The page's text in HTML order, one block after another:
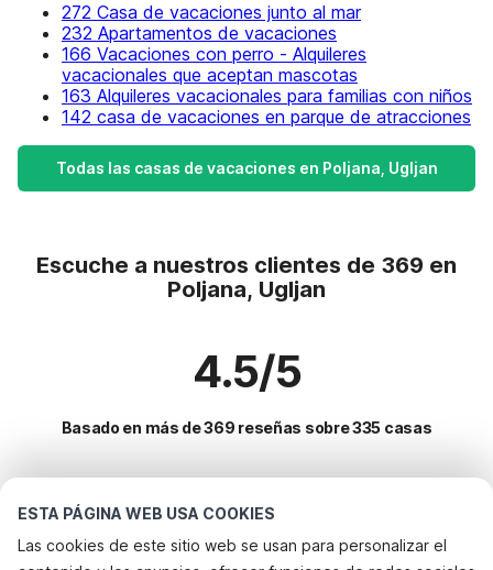
ESTA PÁGINA WEB USA COOKIES
Las cookies de este sitio web se usan para personalizar el
272 Casa de vacaciones junto al mar
232 Apartamentos de vacaciones
166 Vacaciones con perro - Alquileres
vacacionales que aceptan mascotas
163 Alquileres vacacionales para familias con niños
142 casa de vacaciones en parque de atracciones
Todas las casas de vacaciones en Poljana, Ugljan
Escuche a nuestros clientes de 369 en
Poljana, Ugljan
4.5/5
Basado en más de 369 reseñas sobre 335 casas
Destinos más populares para vacaciones
Ciudades con los mejores servicios para vacaciones